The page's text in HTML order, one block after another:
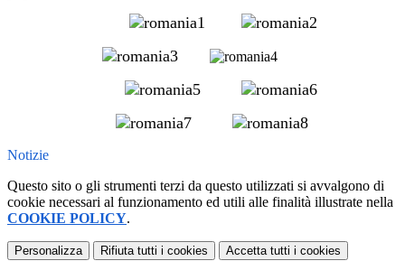
Notizie
Questo sito o gli strumenti terzi da questo utilizzati si avvalgono di
cookie necessari al funzionamento ed utili alle finalità illustrate nella
COOKIE POLICY.
Personalizza Rifiuta tutti i cookies Accetta tutti i cookies